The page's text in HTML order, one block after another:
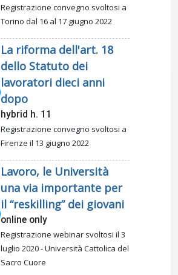
Registrazione convegno svoltosi a
Torino dal 16 al 17 giugno 2022
La riforma dell'art. 18
dello Statuto dei
lavoratori dieci anni
dopo
hybrid h. 11
Registrazione convegno svoltosi a
Firenze il 13 giugno 2022
Lavoro, le Università
una via importante per
il “reskilling” dei giovani
online only
Registrazione webinar svoltosi il 3
luglio 2020 - Università Cattolica del
Sacro Cuore